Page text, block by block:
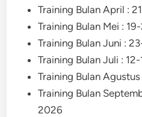
Training Bulan April :
Training Bulan Mei :
Training Bulan Juni :
Training Bulan Juli :
Training Bulan
Training Bulan
2026